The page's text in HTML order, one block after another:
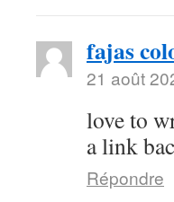
fajas
21 août
love to
a link
Répondre